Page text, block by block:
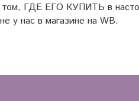
ГДЕ ЕГО КУПИТЬ в
у нас в магазине на WB.